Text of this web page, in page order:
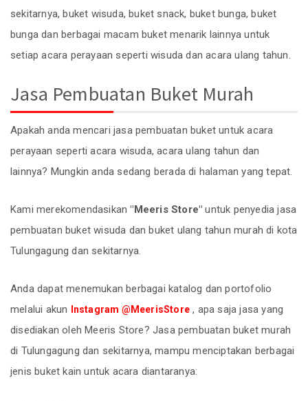
sekitarnya, buket wisuda, buket snack, buket bunga, buket
bunga dan berbagai macam buket menarik lainnya untuk
setiap acara perayaan seperti wisuda dan acara ulang tahun.
Jasa Pembuatan Buket Murah
Apakah anda mencari jasa pembuatan buket untuk acara
perayaan seperti acara wisuda, acara ulang tahun dan
lainnya? Mungkin anda sedang berada di halaman yang tepat.
Kami merekomendasikan"Meeris Store" untuk penyedia jasa
pembuatan buket wisuda dan buket ulang tahun murah di kota
Tulungagung dan sekitarnya.
Anda dapat menemukan berbagai katalog dan portofolio
melalui akun
Instagram @MeerisStore , apa saja jasa yang
disediakan oleh Meeris Store? Jasa pembuatan buket murah
di Tulungagung dan sekitarnya, mampu menciptakan berbagai
jenis buket kain untuk acara diantaranya: